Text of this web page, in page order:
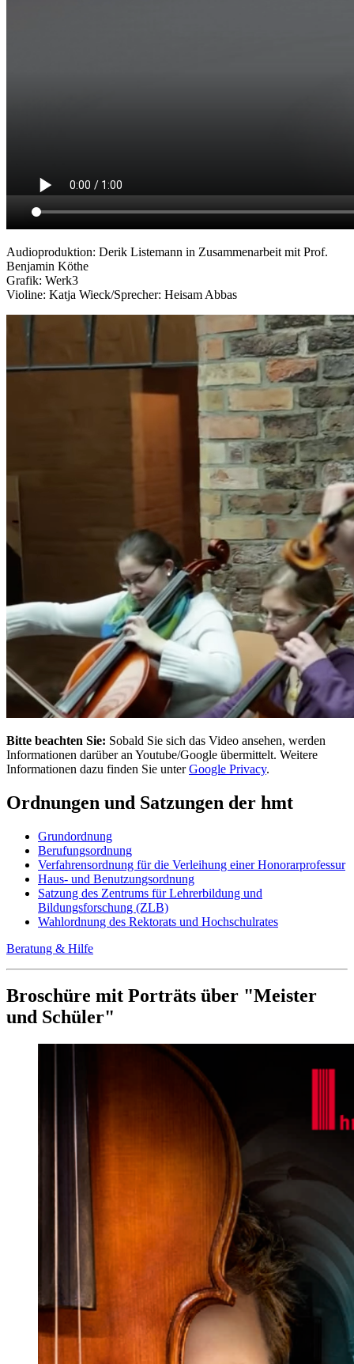
Audioproduktion: Derik Listemann in Zusammenarbeit mit Prof.
Benjamin Köthe
Grafik: Werk3
Violine: Katja Wieck/Sprecher: Heisam Abbas
Bitte beachten Sie: Sobald Sie sich das Video ansehen, werden
Informationen darüber an Youtube/Google übermittelt. Weitere
Informationen dazu finden Sie unterGoogle Privacy.
Ordnungen und Satzungen der hmt
Grundordnung
Berufungsordnung
Verfahrensordnung für die Verleihung einer Honorarprofessur
Haus- und Benutzungsordnung
Satzung des Zentrums für Lehrerbildung und
Bildungsforschung (ZLB)
Wahlordnung des Rektorats und Hochschulrates
Beratung & Hilfe
Broschüre mit Porträts über "Meister
und Schüler"